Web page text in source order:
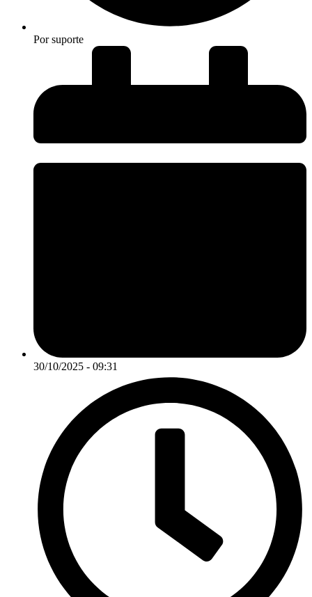
Porsuporte
30/10/2025 - 09:31